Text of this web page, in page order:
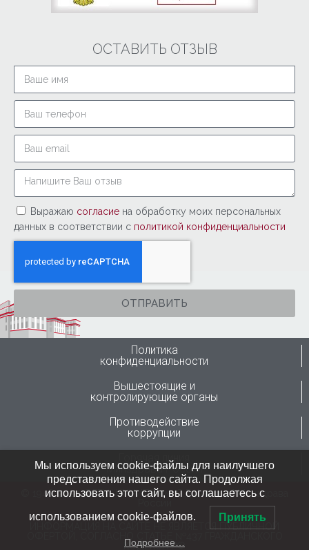
ОСТАВИТЬ ОТЗЫВ
Выражаю согласие на обработку моих персональных
данных в соответствии с политикой конфиденциальности
ОТПРАВИТЬ
Политика
конфиденциальности
Вышестоящие и
контролирующие органы
Противодействие
коррупции
Горячая линия
Минздрава России
© 1946-2024 ФГБУ “ННИИТО им. Я.Л.Цивьяна” Минздрава
ИНФОРМАЦИЯ НА САЙТЕ НЕ ЯВЛЯЕТСЯ ПУБЛИЧНОЙ
ОФЕРТОЙ, СОГЛАСНО СТАТЬЕ №437 ГРАЖДАНСКОГО
КОДЕКСА РФ
Мы используем cookie-файлы для наилучшего
представления нашего сайта. Продолжая
использовать этот сайт, вы соглашаетесь с
использованием cookie-файлов. Принять
Подробнее…